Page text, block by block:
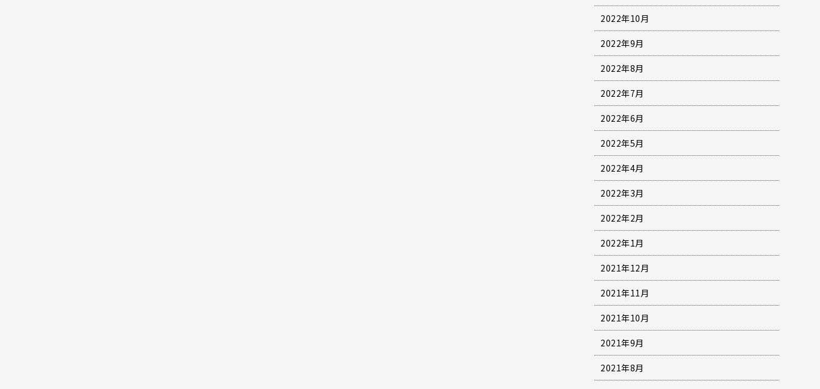
2022年10月
2022年9月
2022年8月
2022年7月
2022年6月
2022年5月
2022年4月
2022年3月
2022年2月
2022年1月
2021年12月
2021年11月
2021年10月
2021年9月
2021年8月